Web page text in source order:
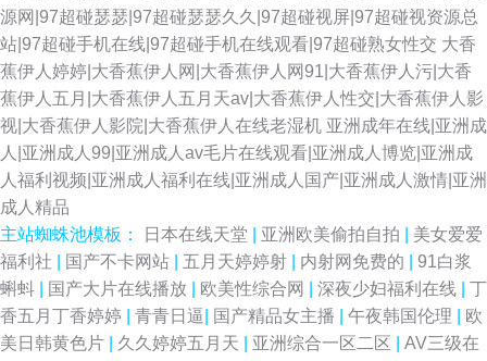
源网|97超碰瑟瑟|97超碰瑟瑟久久|97超碰视屏|97超碰视资源总
站|97超碰手机在线|97超碰手机在线观看|97超碰熟女性交 大香
蕉伊人婷婷|大香蕉伊人网|大香蕉伊人网91|大香蕉伊人污|大香
蕉伊人五月|大香蕉伊人五月天av|大香蕉伊人性交|大香蕉伊人影
视|大香蕉伊人影院|大香蕉伊人在线老湿机 亚洲成年在线|亚洲成
人|亚洲成人99|亚洲成人av毛片在线观看|亚洲成人博览|亚洲成
人福利视频|亚洲成人福利在线|亚洲成人国产|亚洲成人激情|亚洲
成人精品
主站蜘蛛池模板：
日本在线天堂 亚洲欧美偷拍自拍
美女爱爱
福利社
国产不卡网站 五月天婷婷射 内射网免费的
91白浆
蝌蚪
国产大片在线播放 欧美性综合网 深夜少妇福利在线
丁
香五月丁香婷婷
青青日逼 国产精品女主播 午夜韩国伦理
欧
美日韩黄色片
久久婷婷五月天 亚洲综合一区二区 AV三级在